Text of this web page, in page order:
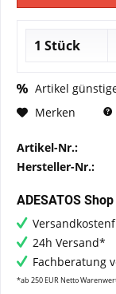
Artikel
Merken
Artikel-Nr.:
Hersteller-Nr.:
ADESATOS
24h Versand*
Fachberatung
*ab 250 EUR Netto